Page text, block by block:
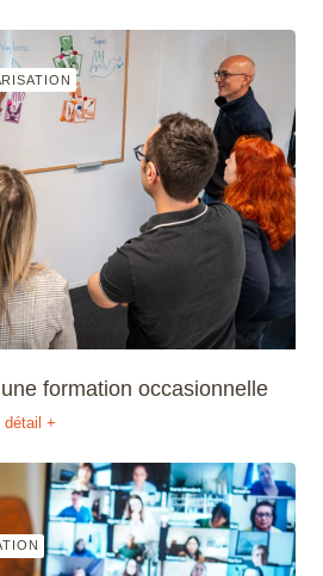
formation occasionnelle
détail +